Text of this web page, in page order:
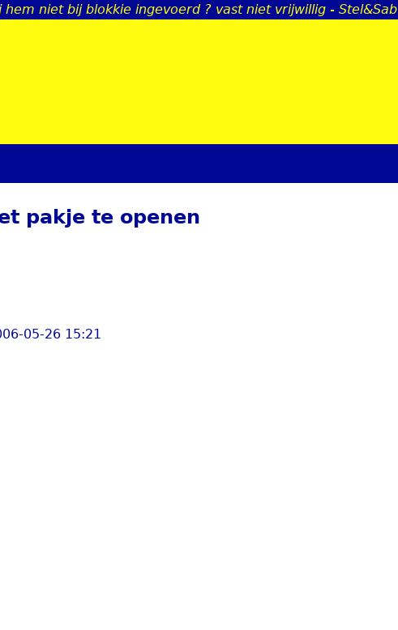
Jump to navigation
hem niet bij blokkie ingevoerd ? vast niet vrijwillig - Stel&Sab
pakje te openen
05-26 15:21